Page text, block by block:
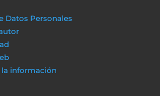
Datos Personales
la información